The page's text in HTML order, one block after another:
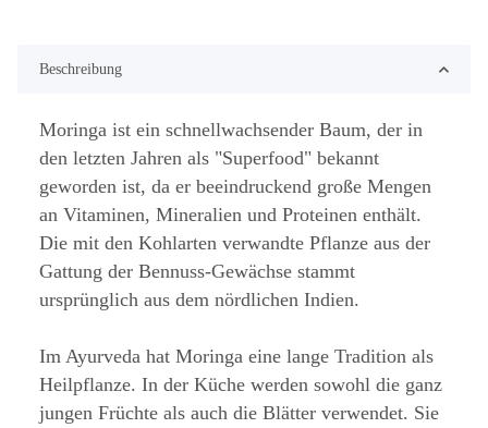
Beschreibung
Moringa ist ein schnellwachsender Baum, der in
den letzten Jahren als "Superfood" bekannt
geworden ist, da er beeindruckend große Mengen
an Vitaminen, Mineralien und Proteinen enthält.
Die mit den Kohlarten verwandte Pflanze aus der
Gattung der Bennuss-Gewächse stammt
ursprünglich aus dem nördlichen Indien.
Im Ayurveda hat Moringa eine lange Tradition als
Heilpflanze. In der Küche werden sowohl die ganz
jungen Früchte als auch die Blätter verwendet. Sie